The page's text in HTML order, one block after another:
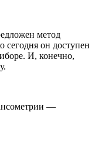
метод
он доступен
И, конечно,
—